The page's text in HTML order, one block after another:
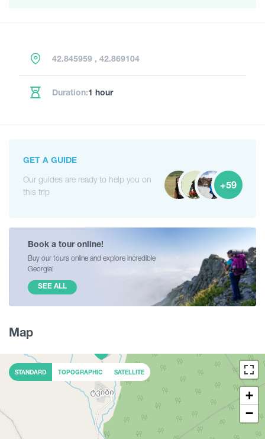
42.845959 , 42.869104
Duration:1 hour
GET A GUIDE
Our guides are ready to help you on
this trip
+59
Book a tour online!
Buy our tours online and explore incredible
Georgia!
SEE ALL
Map
+
−
STANDARD TOPOGRAPHIC SATELLITE